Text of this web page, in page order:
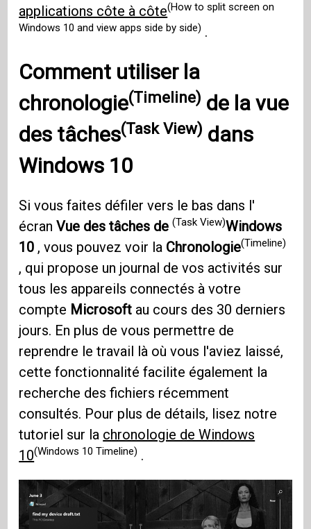
applications côte à côte(How to split screen on
Windows 10 and view apps side by side) .
Comment utiliser la
chronologie(Timeline) de la vue
des tâches(Task View) dans
Windows 10
Si vous faites défiler vers le bas dans l'
écranVue des tâches de(Task View)Windows
10 , vous pouvez voir la Chronologie(Timeline)
, qui propose un journal de vos activités sur
tous les appareils connectés à votre
compte Microsoft au cours des 30 derniers
jours. En plus de vous permettre de
reprendre le travail là où vous l'aviez laissé,
cette fonctionnalité facilite également la
recherche des fichiers récemment
consultés. Pour plus de détails, lisez notre
tutoriel sur la chronologie de Windows
10(Windows 10 Timeline) .